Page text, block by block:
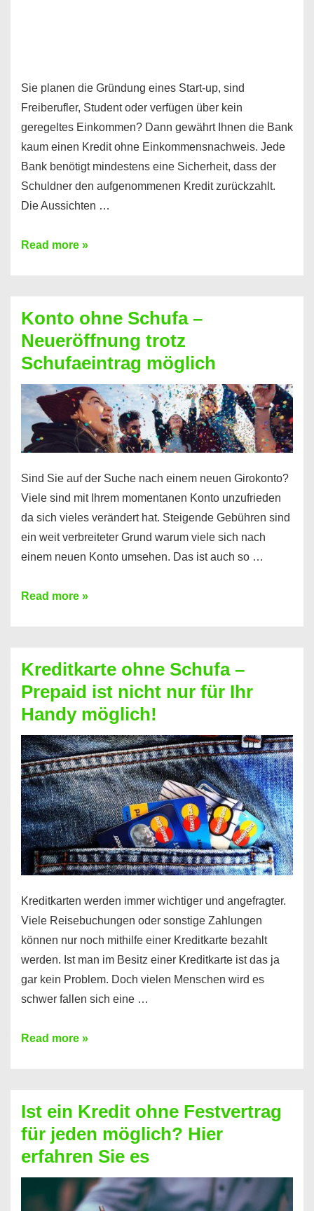
Sie planen die Gründung eines Start-up, sind
Freiberufler, Student oder verfügen über kein
geregeltes Einkommen? Dann gewährt Ihnen die Bank
kaum einen Kredit ohne Einkommensnachweis. Jede
Bank benötigt mindestens eine Sicherheit, dass der
Schuldner den aufgenommenen Kredit zurückzahlt.
Die Aussichten …
Mit
Sie
einen
Kredit
ohne
Einkommensnachweis
Read more »
Konto ohne Schufa –
Neueröffnung trotz
Schufaeintrag möglich
Sind Sie auf der Suche nach einem neuen Girokonto?
Viele sind mit Ihrem momentanen Konto unzufrieden
da sich vieles verändert hat. Steigende Gebühren sind
ein weit verbreiteter Grund warum viele sich nach
einem neuen Konto umsehen. Das ist auch so …
Konto
Neueröffnung
trotz
Schufaeintrag
möglich
Read more »
Kreditkarte ohne Schufa –
Prepaid ist nicht nur für Ihr
Handy möglich!
Kreditkarten werden immer wichtiger und angefragter.
Viele Reisebuchungen oder sonstige Zahlungen
können nur noch mithilfe einer Kreditkarte bezahlt
werden. Ist man im Besitz einer Kreditkarte ist das ja
gar kein Problem. Doch vielen Menschen wird es
schwer fallen sich eine …
Kreditkarte
Prepaid
ist
nicht
nur
für
Read more »
Ist ein Kredit ohne Festvertrag
für jeden möglich? Hier
erfahren Sie es